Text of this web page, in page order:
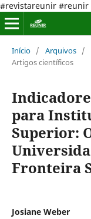
#revistareunir #reunir
Início / Arquivos /
Artigos científicos
para
Superior:
Fronteira
Josiane Weber